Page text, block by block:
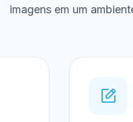
imagens em um